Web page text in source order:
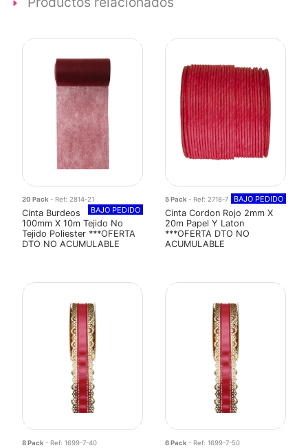
20 Pack - Ref: 2814-21
BAJO PEDIDO
Cinta Burdeos
100mm X 10m Tejido No
Tejido Poliester ***OFERTA
DTO NO ACUMULABLE
5 Pack - Ref: 2718-7 BAJO PEDIDO
Cinta Cordon Rojo 2mm X
20m Papel Y Laton
***OFERTA DTO NO
ACUMULABLE
8 Pack- Ref: 1699-7-40 6 Pack- Ref: 1699-7-50